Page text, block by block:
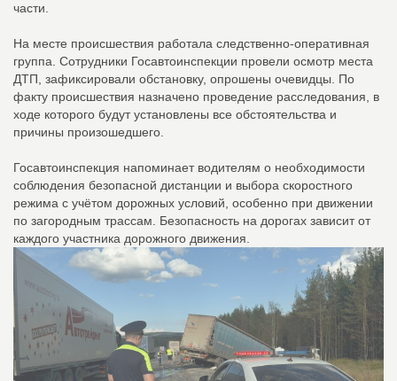
части.
На месте происшествия работала следственно-оперативная
группа. Сотрудники Госавтоинспекции провели осмотр места
ДТП, зафиксировали обстановку, опрошены очевидцы. По
факту происшествия назначено проведение расследования, в
ходе которого будут установлены все обстоятельства и
причины произошедшего.
Госавтоинспекция напоминает водителям о необходимости
соблюдения безопасной дистанции и выбора скоростного
режима с учётом дорожных условий, особенно при движении
по загородным трассам. Безопасность на дорогах зависит от
каждого участника дорожного движения.